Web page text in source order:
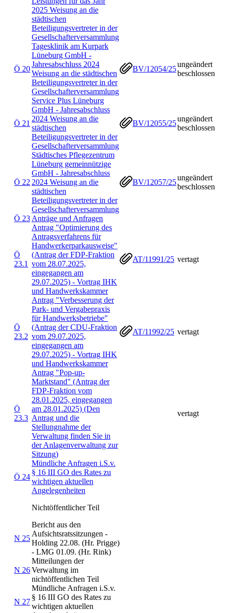
2025 Weisung an die
städtischen
Beteiligungsvertreter in der
Gesellschafterversammlung
Ö 20
Tagesklinik am Kurpark
Lüneburg GmbH -
Jahresabschluss 2024
Weisung an die städtischen
Beteiligungsvertreter in der
Gesellschafterversammlung
BV/12054/25
ungeändert
beschlossen
Ö 21
Service Plus Lüneburg
GmbH - Jahresabschluss
2024 Weisung an die
städtischen
Beteiligungsvertreter in der
Gesellschafterversammlung
BV/12055/25
ungeändert
beschlossen
Ö 22
Städtisches Pflegezentrum
Lüneburg gemeinnützige
GmbH - Jahresabschluss
2024 Weisung an die
städtischen
Beteiligungsvertreter in der
Gesellschafterversammlung
BV/12057/25
ungeändert
beschlossen
Ö 23Anträge und Anfragen
Ö
23.1
Antrag "Optimierung des
Antragsverfahrens für
Handwerkerparkausweise"
(Antrag der FDP-Fraktion
vom 28.07.2025,
eingegangen am
29.07.2025) - Vortrag IHK
und Handwerkskammer
AT/11991/25 vertagt
Ö
23.2
Antrag "Verbesserung der
Park- und Vergabepraxis
für Handwerksbetriebe"
(Antrag der CDU-Fraktion
vom 29.07.2025,
eingegangen am
29.07.2025) - Vortrag IHK
und Handwerkskammer
AT/11992/25 vertagt
Ö
23.3
Antrag "Pop-up-
Marktstand" (Antrag der
FDP-Fraktion vom
28.01.2025, eingegangen
am 28.01.2025) (Den
Antrag und die
Stellungnahme der
Verwaltung finden Sie in
der Anlagenverwaltung zur
Sitzung)
vertagt
Ö 24
Mündliche Anfragen i.S.v.
§ 16 III GO des Rates zu
wichtigen aktuellen
Angelegenheiten
Nichtöffentlicher Teil
N 25
Bericht aus den
Aufsichtsratssitzungen -
Holding 22.08. (Hr. Prigge)
- LMG 01.09. (Hr. Rink)
N 26
Mitteilungen der
Verwaltung im
nichtöffentlichen Teil
N 27
Mündliche Anfragen i.S.v.
§ 16 III GO des Rates zu
wichtigen aktuellen